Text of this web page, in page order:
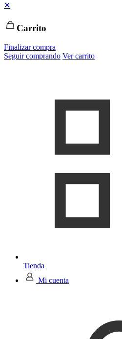
✕
Carrito
Finalizar compra
Seguir comprando Ver carrito
Tienda
Mi cuenta